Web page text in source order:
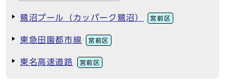
鷺沼プール（カッパーク鷺沼） 宮前区
東急田園都市線 宮前区
東名高速道路 宮前区